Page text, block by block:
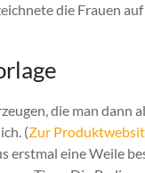
die Frauen
die man dann
(Zur
erstmal eine Weile